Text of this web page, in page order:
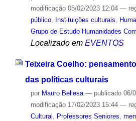
modificação08/02/2023 12:04 —
público, Instituições culturais
Grupo de Estudo Humanidades
Localizado em EVENTOS
Teixeira Coelho:
das políticas culturais
por Mauro Bellesa — publicado06/
modificação17/02/2023 15:44 —
Cultural , Professores Seniores,